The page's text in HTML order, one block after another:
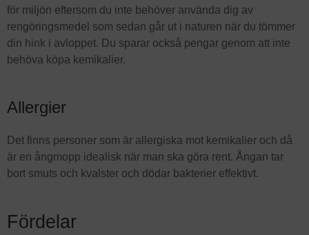
för miljön eftersom du inte behöver använda dig av
rengöringsmedel som sedan går ut i naturen när du tömmer
din hink i avloppet. Du sparar också pengar genom att inte
behöva köpa kemikalier.
Allergier
Det finns personer som är allergiska mot kemikalier och då
är en ångmopp idealisk när man ska göra rent. Ångan tar
bort smuts och kvalster och dödar bakterier effektivt.
Fördelar